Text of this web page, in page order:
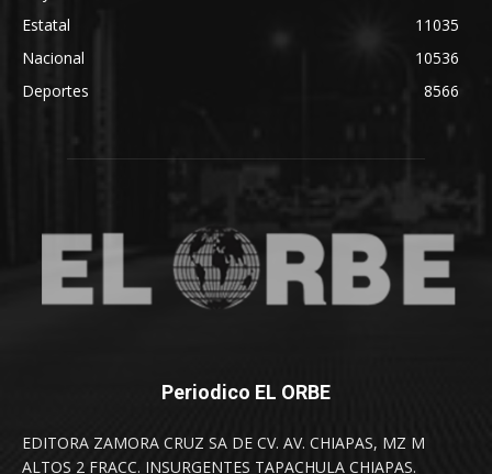
Estatal
11035
Nacional
10536
Deportes
8566
Periodico EL ORBE
EDITORA ZAMORA CRUZ SA DE CV. AV. CHIAPAS, MZ M
ALTOS 2 FRACC. INSURGENTES TAPACHULA CHIAPAS.